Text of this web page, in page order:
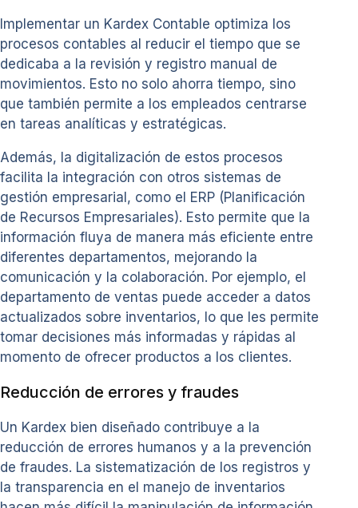
Implementar un Kardex Contable optimiza los
procesos contables al reducir el tiempo que se
dedicaba a la revisión y registro manual de
movimientos. Esto no solo ahorra tiempo, sino
que también permite a los empleados centrarse
en tareas analíticas y estratégicas.
Además, la digitalización de estos procesos
facilita la integración con otros sistemas de
gestión empresarial, como el ERP (Planificación
de Recursos Empresariales). Esto permite que la
información fluya de manera más eficiente entre
diferentes departamentos, mejorando la
comunicación y la colaboración. Por ejemplo, el
departamento de ventas puede acceder a datos
actualizados sobre inventarios, lo que les permite
tomar decisiones más informadas y rápidas al
momento de ofrecer productos a los clientes.
Reducción de errores y fraudes
Un Kardex bien diseñado contribuye a la
reducción de errores humanos y a la prevención
de fraudes. La sistematización de los registros y
la transparencia en el manejo de inventarios